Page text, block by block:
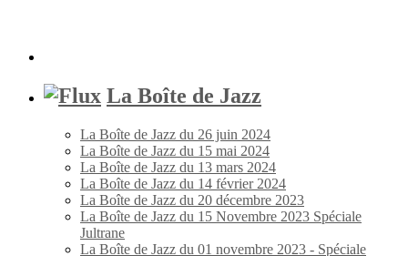
La Boîte de Jazz
La Boîte de Jazz du 26 juin 2024
La Boîte de Jazz du 15 mai 2024
La Boîte de Jazz du 13 mars 2024
La Boîte de Jazz du 14 février 2024
La Boîte de Jazz du 20 décembre 2023
La Boîte de Jazz du 15 Novembre 2023 Spéciale
Jultrane
La Boîte de Jazz du 01 novembre 2023 - Spéciale